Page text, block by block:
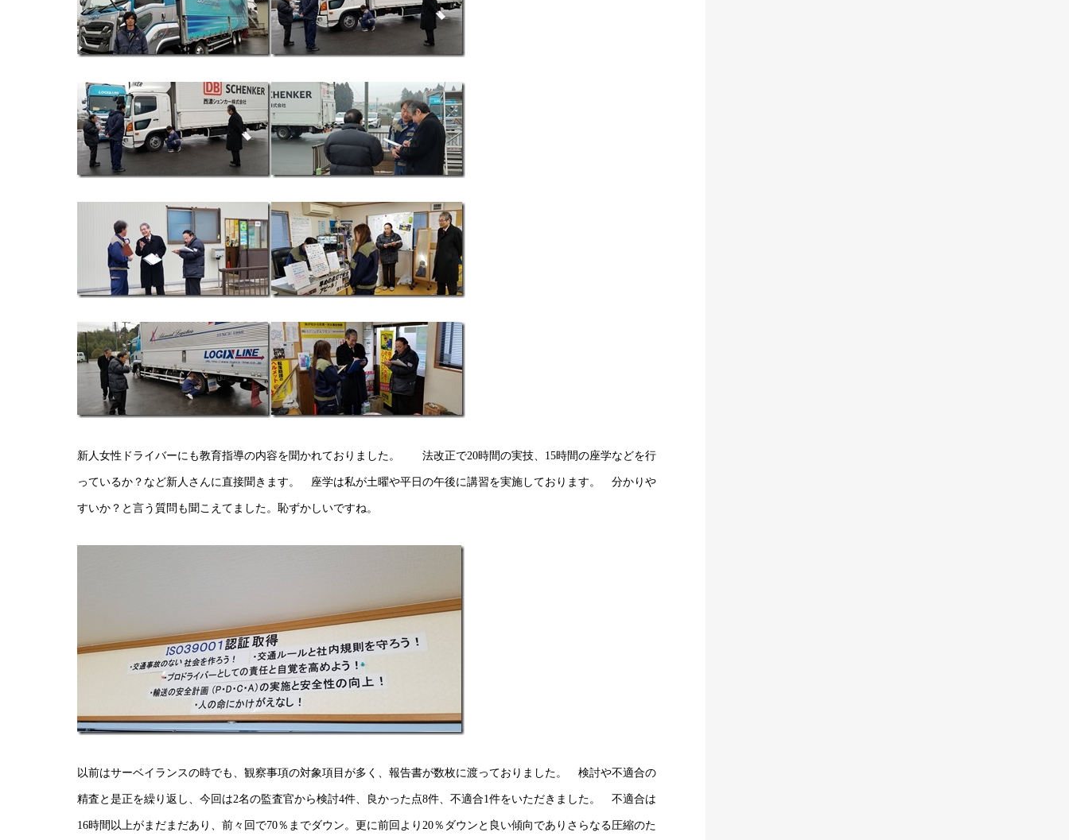
新人女性ドライバーにも教育指導の内容を聞かれておりました。 法改正で20時間の実技、15時間の座学などを行
っているか？など新人さんに直接聞きます。 座学は私が土曜や平日の午後に講習を実施しております。 分かりや
すいか？と言う質問も聞こえてました。恥ずかしいですね。
以前はサーベイランスの時でも、観察事項の対象項目が多く、報告書が数枚に渡っておりました。 検討や不適合の
精査と是正を繰り返し、今回は2名の監査官から検討4件、良かった点8件、不適合1件をいただきました。 不適合は
16時間以上がまだまだあり、前々回で70％までダウン。更に前回より20％ダウンと良い傾向でありさらなる圧縮のた